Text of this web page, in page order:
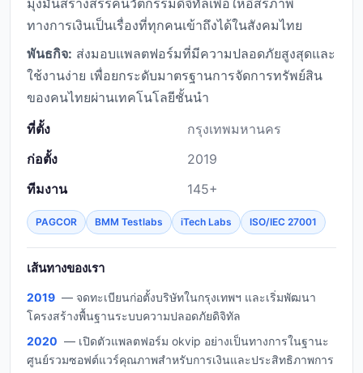
ทางการเงินเป็นเรื่องที่ทุกคนเข้าถึงได้ในสังคมไทย
พันธกิจ: ส่งมอบแพลตฟอร์มที่มีความปลอดภัยสูงสุดและ
ใช้งานง่าย เพื่อยกระดับมาตรฐานการจัดการทรัพย์สิน
ของคนไทยผ่านเทคโนโลยีชั้นนำ
ที่ตั้ง
กรุงเทพมหานคร
ก่อตั้ง
2019
ทีมงาน
145+
PAGCOR BMM Testlabs iTech Labs ISO/IEC 27001
เส้นทางของเรา
2019 — จดทะเบียนก่อตั้งบริษัทในกรุงเทพฯ และเริ่มพัฒนา
โครงสร้างพื้นฐานระบบความปลอดภัยดิจิทัล
2020 — เปิดตัวแพลตฟอร์ม okvip อย่างเป็นทางการในฐานะ
ศูนย์รวมซอฟต์แวร์คุณภาพสำหรับการเงินและประสิทธิภาพการ